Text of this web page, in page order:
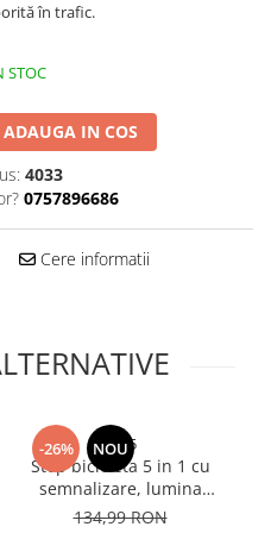
în trafic.
STOC
ADAUGA IN COS
4033
0757896686
Cere informatii
-26% NOU
4355
Stop bicicleta 5 in 1 cu
semnalizare, lumina
frana, alarma antifurt,
134,99 RON